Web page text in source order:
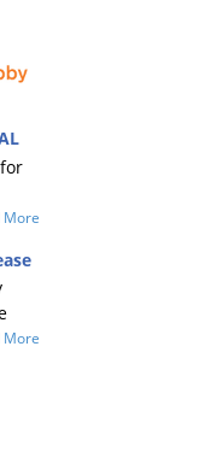
More
More